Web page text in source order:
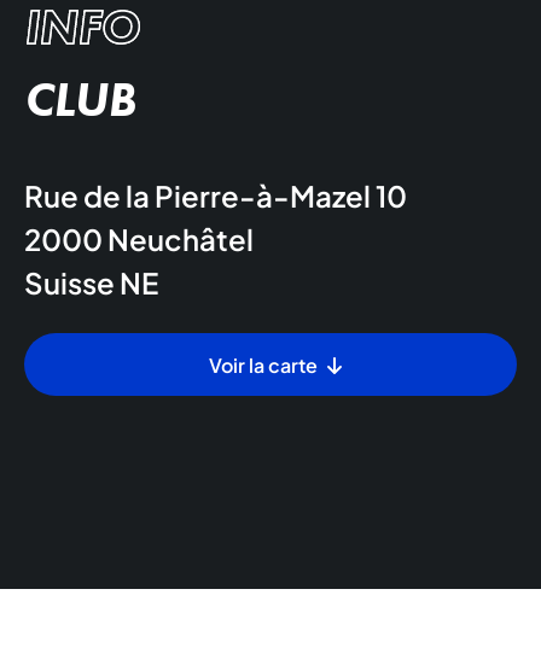
INFO
CLUB
Rue de la Pierre-à-Mazel 10
2000 Neuchâtel
Suisse NE
Voir la carte